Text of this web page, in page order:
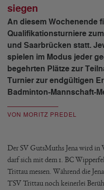
siegen
An diesem Wochenende
Qualifikationsturniere
und Saarbrücken statt.
spielen im Modus jeder
begehrten Plätze zur
Turnier zur endgültigen
Badminton-Mannschaft-
VON MORITZ PREDEL
Der SV GutsMuths Jena wird in
darf sich mit dem 1. BC
Trittau messen. Während die
TSV Trittau noch keinerlei